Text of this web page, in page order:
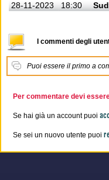
28-11-2023
18:30
I commenti degli
Puoi essere il primo a
Per commentare devi
Se hai già un account puoi
Se sei un nuovo utente puoi